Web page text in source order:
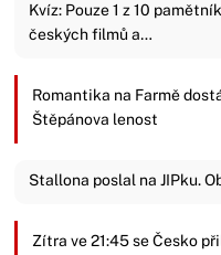
Kvíz: Pouze 1 z 10
českých filmů a…
Romantika na Farmě
Štěpánova lenost
Stallona poslal na JIPku.
Zítra ve 21:45 se Česko